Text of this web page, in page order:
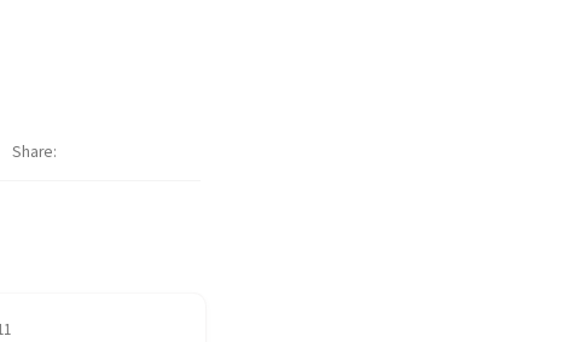
Share